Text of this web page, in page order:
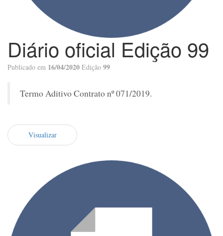
Diário oficial Edição 99
Publicado em 16/04/2020 Edição 99
Termo Aditivo Contrato nº 071/2019.
Visualizar